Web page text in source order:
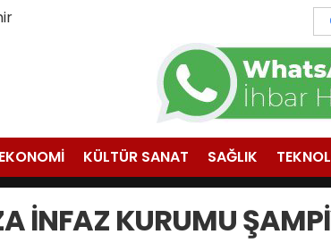
EKONOMİ KÜLTÜR SANAT SAĞLIK
İNFAZ KURUMU